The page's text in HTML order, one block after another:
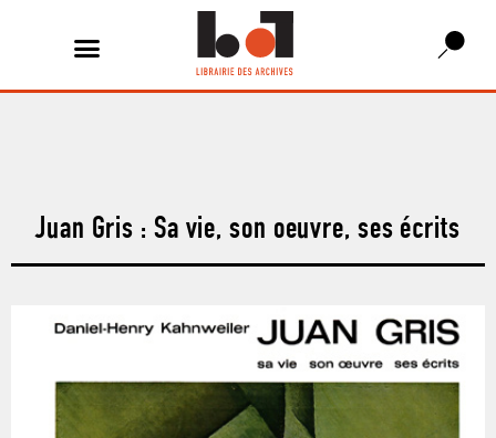
Juan Gris : Sa vie, son oeuvre, ses écrits